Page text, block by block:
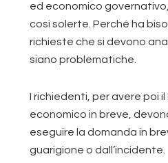
ed economico
cosi solerte. Perché ha
richieste che si devono
siano problematiche.
I richiedenti, per avere poi
economico in breve,
eseguire la domanda in
guarigione o dall’incidente.